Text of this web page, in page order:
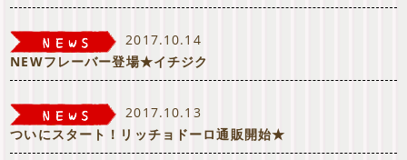
2017.10.14
NEWフレーバー登場★イチジク
2017.10.13
ついにスタート！リッチョドーロ通販開始★